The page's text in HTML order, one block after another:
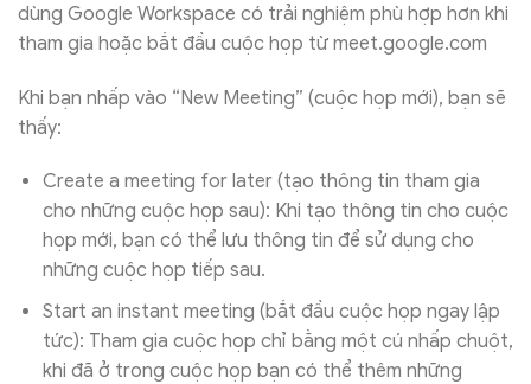
dùng Google Workspace có trải nghiệm phù hợp hơn khi
tham gia hoặc bắt đầu cuộc họp từ meet.google.com
Khi bạn nhấp vào “New Meeting” (cuộc họp mới), bạn sẽ
thấy:
Create a meeting for later (tạo thông tin tham gia
cho những cuộc họp sau): Khi tạo thông tin cho cuộc
họp mới, bạn có thể lưu thông tin để sử dụng cho
những cuộc họp tiếp sau.
Start an instant meeting (bắt đầu cuộc họp ngay lập
tức): Tham gia cuộc họp chỉ bằng một cú nhấp chuột,
khi đã ở trong cuộc họp bạn có thể thêm những